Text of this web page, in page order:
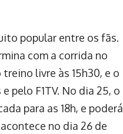
popular entre os fãs.
com a corrida no
livre às 15h30, e o
pelo F1TV. No dia 25, o
para as 18h, e poderá
no dia 26 de